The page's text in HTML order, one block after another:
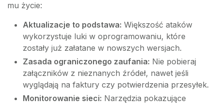
mu życie:
Aktualizacje to podstawa: Większość ataków
wykorzystuje luki w oprogramowaniu, które
zostały już załatane w nowszych wersjach.
Zasada ograniczonego zaufania: Nie pobieraj
załączników z nieznanych źródeł, nawet jeśli
wyglądają na faktury czy potwierdzenia przesyłek.
Monitorowanie sieci: Narzędzia pokazujące